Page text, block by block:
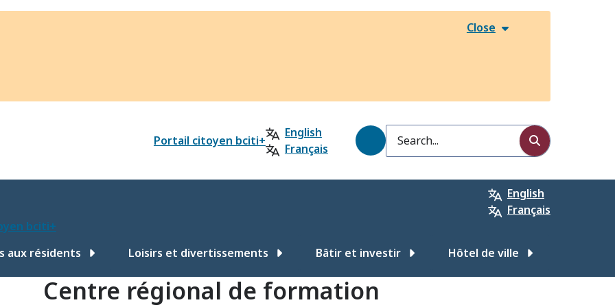
Close
Portail citoyen bciti+
English
Français
Search
English
Français
bciti+
aux résidents Loisirs et divertissements Bâtir et investir Hôtel de ville
Centre régional de formation